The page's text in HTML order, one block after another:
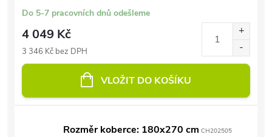
Do 5-7 pracovních dnů odešleme
4 049 Kč
3 346 Kč bez DPH
VLOŽIT DO KOŠÍKU
Rozměr koberce: 180x270 cm CH202505